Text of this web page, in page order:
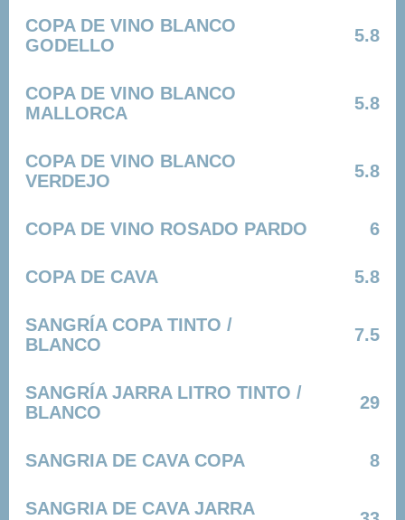
COPA DE VINO BLANCO
GODELLO
5.8
COPA DE VINO BLANCO
MALLORCA
5.8
COPA DE VINO BLANCO
VERDEJO
5.8
COPA DE VINO ROSADO PARDO 6
COPA DE CAVA 5.8
SANGRÍA COPA TINTO /
BLANCO
7.5
SANGRÍA JARRA LITRO TINTO /
BLANCO
29
SANGRIA DE CAVA COPA 8
SANGRIA DE CAVA JARRA